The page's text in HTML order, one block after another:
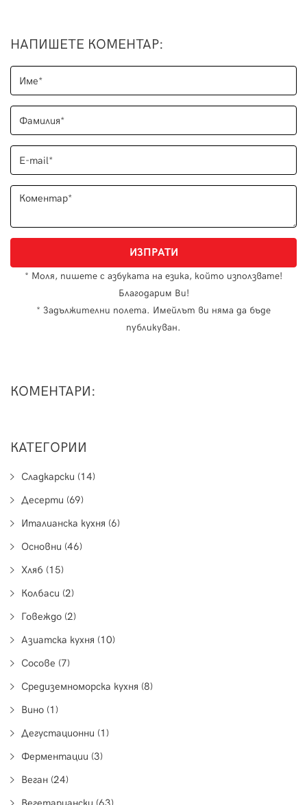
НАПИШЕТЕ КОМЕНТАР:
* Моля, пишете с азбуката на езика, който използвате!
Благодарим Ви!
* Задължителни полета. Имейлът ви няма да бъде
публикуван.
КОМЕНТАРИ:
КАТЕГОРИИ
Сладкарски (14)
Десерти (69)
Италианска кухня (6)
Основни (46)
Хляб (15)
Колбаси (2)
Говеждо (2)
Азиатска кухня (10)
Сосове (7)
Средиземноморска кухня (8)
Вино (1)
Дегустационни (1)
Ферментации (3)
Веган (24)